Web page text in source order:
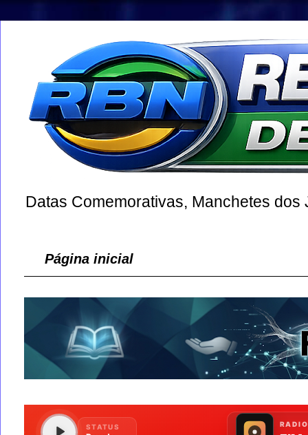
Datas Comemorativas, Manchetes
Página inicial